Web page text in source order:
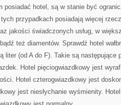
posiadać hotel, są w stanie być
przypadkach posiadają więcej
jakości świadczonych usług, w
też diamentów. Sprawdź hotel
liter (od A do F). Takie są następujące
Hotel pięciogwiazdkowy jest
Hotel czterogwiazdkowy jest
jest niesłychanie wyśmienity.